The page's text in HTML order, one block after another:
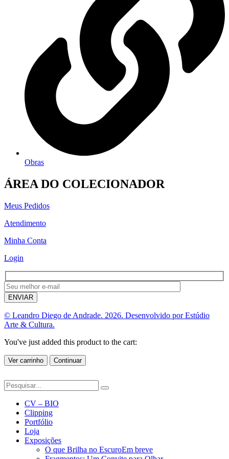
Obras
ÁREA DO COLECIONADOR
Meus Pedidos
Atendimento
Minha Conta
Login
© Leandro Diego de Andrade. 2026. Desenvolvido por Estúdio
Arte & Cultura.
You've just added this product to the cart:
Ver carrinho Continuar
CV – BIO
Clipping
Portfólio
Loja
Exposições
O que Brilha no EscuroEm breve